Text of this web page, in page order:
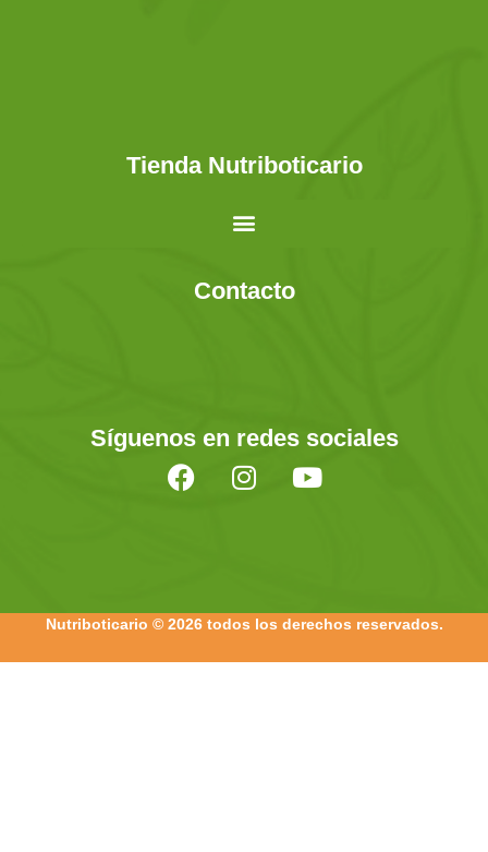
Tienda Nutriboticario
Contacto
Síguenos en redes sociales
Nutriboticario © 2026 todos los derechos reservados.